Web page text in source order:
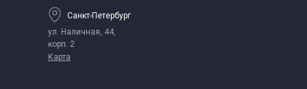
Санкт-Петербург
ул. Наличная, 44,
корп. 2
Карта